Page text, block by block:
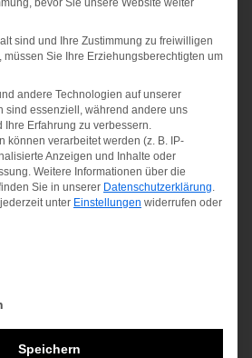
Emelie
inkl. MwSt.
zzgl.
Versandkosten
Toby
Preis
war:
65,00 €
40,00€Aktueller
Preis
ist:
40,00 €.
inkl. MwSt.
zzgl.
Versandkosten
sind und Ihre Zustimmung zu freiwilligen
müssen Sie Ihre Erziehungsberechtigten um
andere Technologien auf unserer
sind essenziell, während andere uns
Erfahrung zu verbessern.
können verarbeitet werden (z. B. IP-
Anzeigen und Inhalte oder
Weitere Informationen über die
Sie in unserer Datenschutzerklärung
unter Einstellungen widerrufen oder
Service-Gruppen, für die eine
Speichern